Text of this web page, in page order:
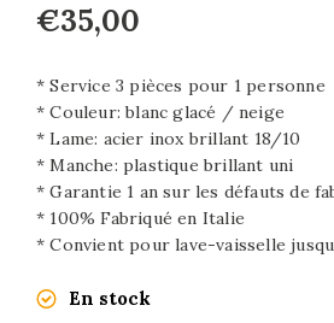
€35,00
* Service 3 pièces pour 1 personne
* Couleur: blanc glacé / neige
* Lame: acier inox brillant 18/10
* Manche: plastique brillant uni
* Garantie 1 an sur les défauts de
* 100% Fabriqué en Italie
* Convient pour lave-vaisselle
En stock